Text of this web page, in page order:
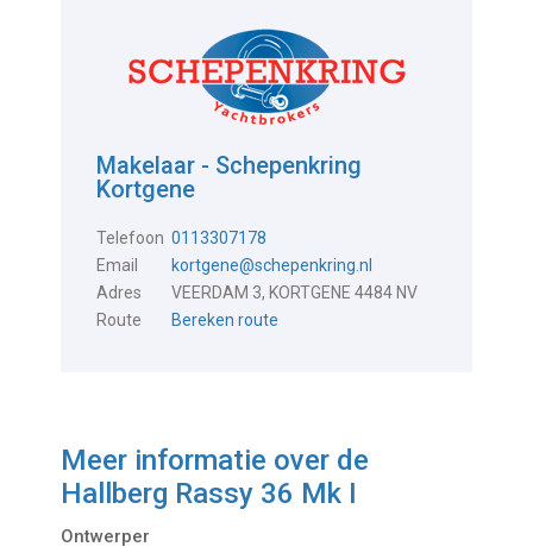
Makelaar - Schepenkring
Kortgene
Telefoon 0113307178
Email
kortgene@schepenkring.nl
Adres
VEERDAM 3, KORTGENE 4484 NV
Route
Bereken route
Meer informatie over de
Hallberg Rassy 36 Mk I
Ontwerper